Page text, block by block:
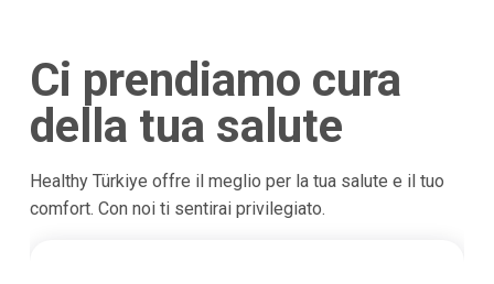
Ci prendiamo cura
della tua salute
Healthy Türkiye offre il meglio per la tua salute e il tuo
comfort. Con noi ti sentirai privilegiato.